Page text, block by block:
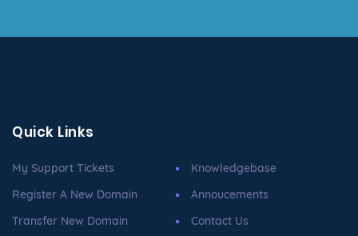
Quick Links
My Support Tickets
Register A New Domain
Transfer New Domain
Knowledgebase
Annoucements
Contact Us